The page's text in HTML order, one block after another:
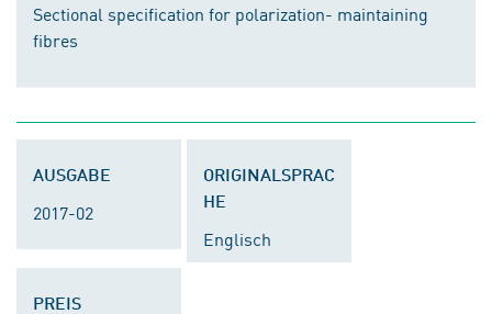
Sectional specification for polarization- maintaining
fibres
AUSGABE
2017-02
ORIGINALSPRAC
HE
Englisch
PREIS